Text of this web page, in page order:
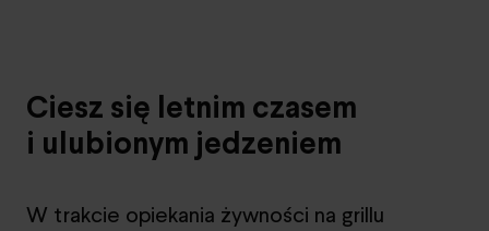
Ciesz się letnim czasem
i ulubionym jedzeniem
W trakcie opiekania żywności na grillu